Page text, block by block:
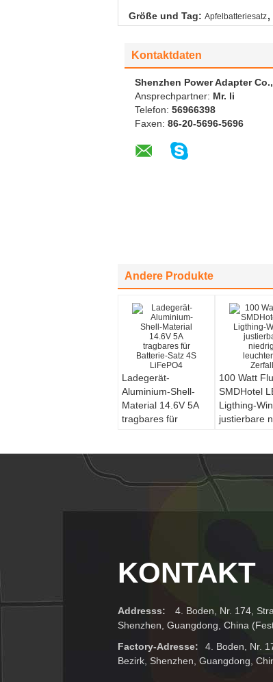
Größe und Tag: Apfelbatteriesatz,
Kontaktdaten
Shenzhen Power Adapter
Ansprechpartner: Mr. li
Telefon: 56966398
Faxen: 86-20-5696-5696
Andere Produkte
Ladegerät-
Aluminium-Shell-
Material 14.6V 5A
tragbares für
100 Watt
SMDHotel
Ligthing-
justierbare
KONTAKT
Addresss:
4. Boden, Nr. 174,
Shenzhen, Guangdong, China
Factory-Adresse:
4. Boden, Nr.
Bezirk, Shenzhen, Guangdong,